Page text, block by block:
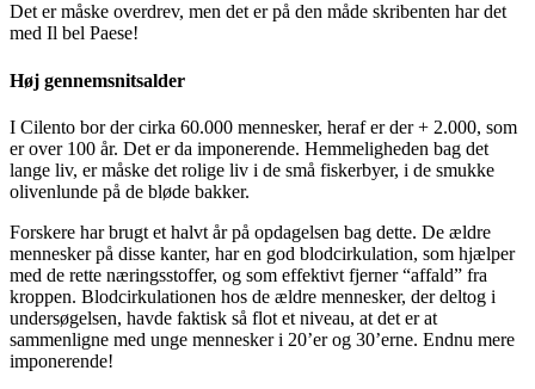
Det er måske overdrev, men det er på den måde skribenten har det
med Il bel Paese!
Høj gennemsnitsalder
I Cilento bor der cirka 60.000 mennesker, heraf er der + 2.000, som
er over 100 år. Det er da imponerende. Hemmeligheden bag det
lange liv, er måske det rolige liv i de små fiskerbyer, i de smukke
olivenlunde på de bløde bakker.
Forskere har brugt et halvt år på opdagelsen bag dette. De ældre
mennesker på disse kanter, har en god blodcirkulation, som hjælper
med de rette næringsstoffer, og som effektivt fjerner “affald” fra
kroppen. Blodcirkulationen hos de ældre mennesker, der deltog i
undersøgelsen, havde faktisk så flot et niveau, at det er at
sammenligne med unge mennesker i 20’er og 30’erne. Endnu mere
imponerende!